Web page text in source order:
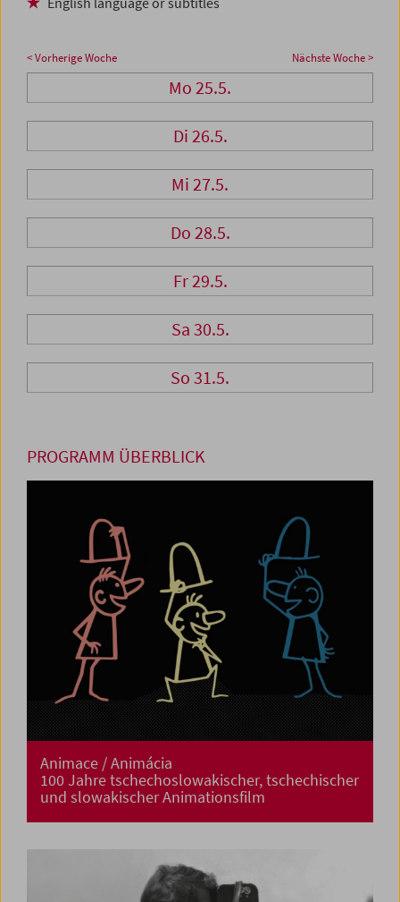
< Vorherige Woche Nächste Woche >
Mo 25.5.
Di 26.5.
Mi 27.5.
Do 28.5.
Fr 29.5.
Sa 30.5.
So 31.5.
PROGRAMM ÜBERBLICK
Animace / Animácia
100 Jahre tschechoslowakischer, tschechischer
und slowakischer Animationsfilm